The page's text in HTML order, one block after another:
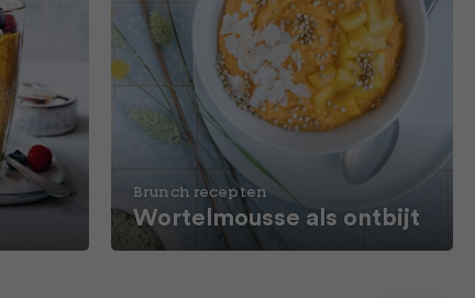
Brunch recepten
Wortelmousse als ontbijt